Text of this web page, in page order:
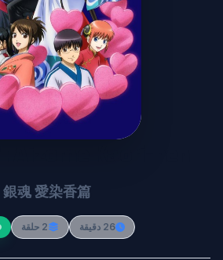
Aizome Kaori-hen
銀魂 愛染香篇
26 دقيقة 2 حلقة